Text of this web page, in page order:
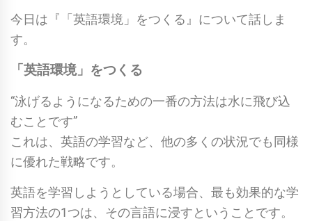
今日は『「英語環境」をつくる』について話しま
す。
「英語環境」をつくる
“泳げるようになるための一番の方法は水に飛び込
むことです”
これは、英語の学習など、他の多くの状況でも同様
に優れた戦略です。
英語を学習しようとしている場合、最も効果的な学
習方法の1つは、その言語に浸すということです。